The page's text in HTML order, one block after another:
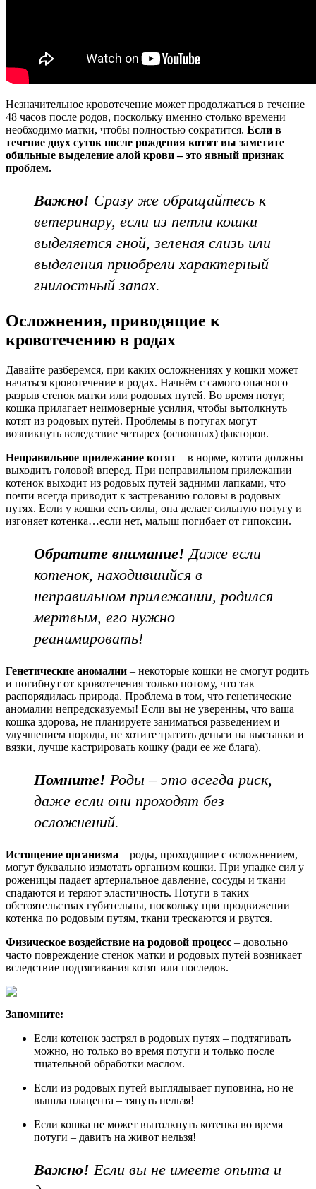
Незначительное кровотечение может продолжаться в течение
48 часов после родов, поскольку именно столько времени
необходимо матки, чтобы полностью сократится. Если в
течение двух суток после рождения котят вы заметите
обильные выделение алой крови – это явный признак
проблем.
Важно! Сразу же обращайтесь к
ветеринару, если из петли кошки
выделяется гной, зеленая слизь или
выделения приобрели характерный
гнилостный запах.
Осложнения, приводящие к
кровотечению в родах
Давайте разберемся, при каких осложнениях у кошки может
начаться кровотечение в родах. Начнём с самого опасного –
разрыв стенок матки или родовых путей. Во время потуг,
кошка прилагает неимоверные усилия, чтобы вытолкнуть
котят из родовых путей. Проблемы в потугах могут
возникнуть вследствие четырех (основных) факторов.
Неправильное прилежание котят – в норме, котята должны
выходить головой вперед. При неправильном прилежании
котенок выходит из родовых путей задними лапками, что
почти всегда приводит к застреванию головы в родовых
путях. Если у кошки есть силы, она делает сильную потугу и
изгоняет котенка…если нет, малыш погибает от гипоксии.
Обратите внимание! Даже если
котенок, находившийся в
неправильном прилежании, родился
мертвым, его нужно
реанимировать!
Генетические аномалии – некоторые кошки не смогут родить
и погибнут от кровотечения только потому, что так
распорядилась природа. Проблема в том, что генетические
аномалии непредсказуемы! Если вы не уверенны, что ваша
кошка здорова, не планируете заниматься разведением и
улучшением породы, не хотите тратить деньги на выставки и
вязки, лучше кастрировать кошку (ради ее же блага).
Помните! Роды – это всегда риск,
даже если они проходят без
осложнений.
Истощение организма – роды, проходящие с осложнением,
могут буквально измотать организм кошки. При упадке сил у
роженицы падает артериальное давление, сосуды и ткани
спадаются и теряют эластичность. Потуги в таких
обстоятельствах губительны, поскольку при продвижении
котенка по родовым путям, ткани трескаются и рвутся.
Физическое воздействие на родовой процесс – довольно
часто повреждение стенок матки и родовых путей возникает
вследствие подтягивания котят или последов.
Запомните:
Если котенок застрял в родовых путях – подтягивать
можно, но только во время потуги и только после
тщательной обработки маслом.
Если из родовых путей выглядывает пуповина, но не
вышла плацента – тянуть нельзя!
Если кошка не может вытолкнуть котенка во время
потуги – давить на живот нельзя!
Важно! Если вы не имеете опыта и